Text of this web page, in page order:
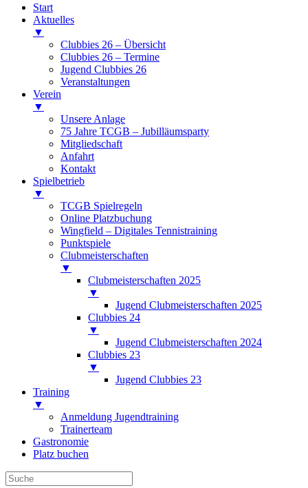
Start
Aktuelles
▼
Clubbies 26 – Übersicht
Clubbies 26 – Termine
Jugend Clubbies 26
Veranstaltungen
Verein
▼
Unsere Anlage
75 Jahre TCGB – Jubilläumsparty
Mitgliedschaft
Anfahrt
Kontakt
Spielbetrieb
▼
TCGB Spielregeln
Online Platzbuchung
Wingfield – Digitales Tennistraining
Punktspiele
Clubmeisterschaften
▼
Clubmeisterschaften 2025
▼
Jugend Clubmeisterschaften 2025
Clubbies 24
▼
Jugend Clubmeisterschaften 2024
Clubbies 23
▼
Jugend Clubbies 23
Training
▼
Anmeldung Jugendtraining
Trainerteam
Gastronomie
Platz buchen